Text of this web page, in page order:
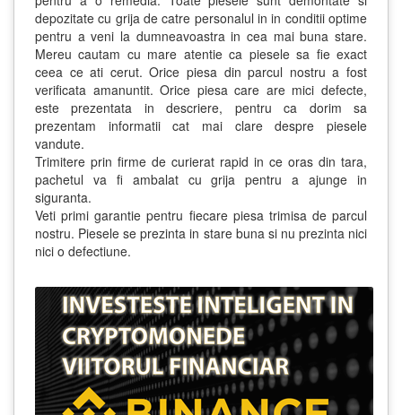
depozitate cu grija de catre personalul in in conditii optime
pentru a veni la dumneavoastra in cea mai buna stare.
Mereu cautam cu mare atentie ca piesele sa fie exact
ceea ce ati cerut. Orice piesa din parcul nostru a fost
verificata amanuntit. Orice piesa care are mici defecte,
este prezentata in descriere, pentru ca dorim sa
prezentam informatii cat mai clare despre piesele
vandute.
Trimitere prin firme de curierat rapid in ce oras din tara,
pachetul va fi ambalat cu grija pentru a ajunge in
siguranta.
Veti primi garantie pentru fiecare piesa trimisa de parcul
nostru. Piesele se prezinta in stare buna si nu prezinta nici
nici o defectiune.